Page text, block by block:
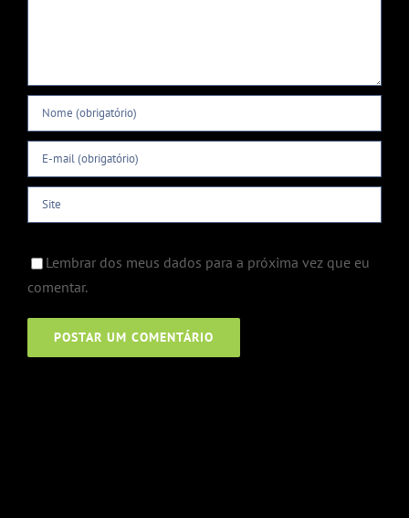
Lembrar dos meus dados para a próxima vez que eu
comentar.